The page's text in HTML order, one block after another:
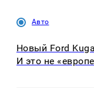
Авто
Новый Ford
И это не